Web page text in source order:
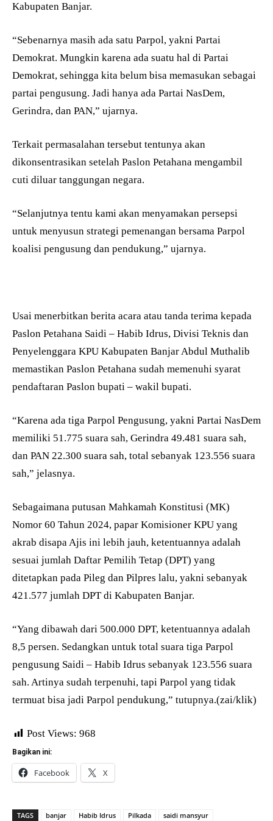
Kabupaten Banjar.
“Sebenarnya masih ada satu Parpol, yakni Partai
Demokrat. Mungkin karena ada suatu hal di Partai
Demokrat, sehingga kita belum bisa memasukan sebagai
partai pengusung. Jadi hanya ada Partai NasDem,
Gerindra, dan PAN,” ujarnya.
Terkait permasalahan tersebut tentunya akan
dikonsentrasikan setelah Paslon Petahana mengambil
cuti diluar tanggungan negara.
“Selanjutnya tentu kami akan menyamakan persepsi
untuk menyusun strategi pemenangan bersama Parpol
koalisi pengusung dan pendukung,” ujarnya.
Usai menerbitkan berita acara atau tanda terima kepada
Paslon Petahana Saidi – Habib Idrus, Divisi Teknis dan
Penyelenggara KPU Kabupaten Banjar Abdul Muthalib
memastikan Paslon Petahana sudah memenuhi syarat
pendaftaran Paslon bupati – wakil bupati.
“Karena ada tiga Parpol Pengusung, yakni Partai NasDem
memiliki 51.775 suara sah, Gerindra 49.481 suara sah,
dan PAN 22.300 suara sah, total sebanyak 123.556 suara
sah,” jelasnya.
Sebagaimana putusan Mahkamah Konstitusi (MK)
Nomor 60 Tahun 2024, papar Komisioner KPU yang
akrab disapa Ajis ini lebih jauh, ketentuannya adalah
sesuai jumlah Daftar Pemilih Tetap (DPT) yang
ditetapkan pada Pileg dan Pilpres lalu, yakni sebanyak
421.577 jumlah DPT di Kabupaten Banjar.
“Yang dibawah dari 500.000 DPT, ketentuannya adalah
8,5 persen. Sedangkan untuk total suara tiga Parpol
pengusung Saidi – Habib Idrus sebanyak 123.556 suara
sah. Artinya sudah terpenuhi, tapi Parpol yang tidak
termuat bisa jadi Parpol pendukung,” tutupnya.(zai/klik)
Post Views: 968
Bagikan ini:
Facebook X
TAGS banjar Habib Idrus Pilkada saidi mansyur